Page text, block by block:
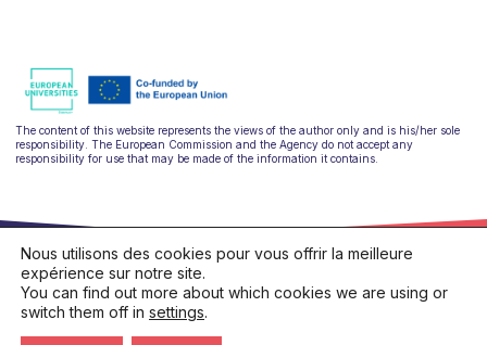
The content of this website represents the views of the author only and is his/her sole
responsibility. The European Commission and the Agency do not accept any
responsibility for use that may be made of the information it contains.
Nous utilisons des cookies pour vous offrir la meilleure
expérience sur notre site.
You can find out more about which cookies we are using or
switch them off in settings.